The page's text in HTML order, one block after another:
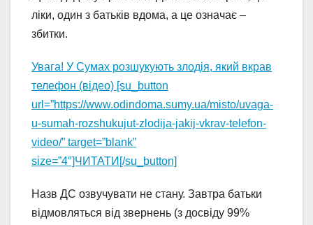
ліки, один з батьків вдома, а це означає –
збитки.
Увага! У Сумах розшукують злодія, який вкрав
телефон (відео) [su_button
url=”https://www.odindoma.sumy.ua/misto/uvaga-
u-sumah-rozshukujut-zlodija-jakij-vkrav-telefon-
video/” target=”blank”
size=”4″]ЧИТАТИ[/su_button]
Назв ДС озвучувати не стану. Завтра батьки
відмовляться від звернень (з досвіду 99%